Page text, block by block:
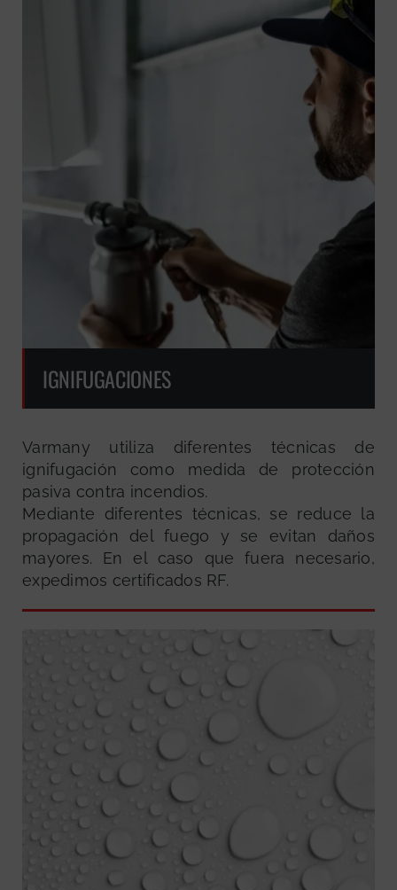
IGNIFUGACIONES
Varmany utiliza diferentes técnicas de
ignifugación como medida de protección
pasiva contra incendios.
Mediante diferentes técnicas, se reduce la
propagación del fuego y se evitan daños
mayores. En el caso que fuera necesario,
expedimos certificados RF.